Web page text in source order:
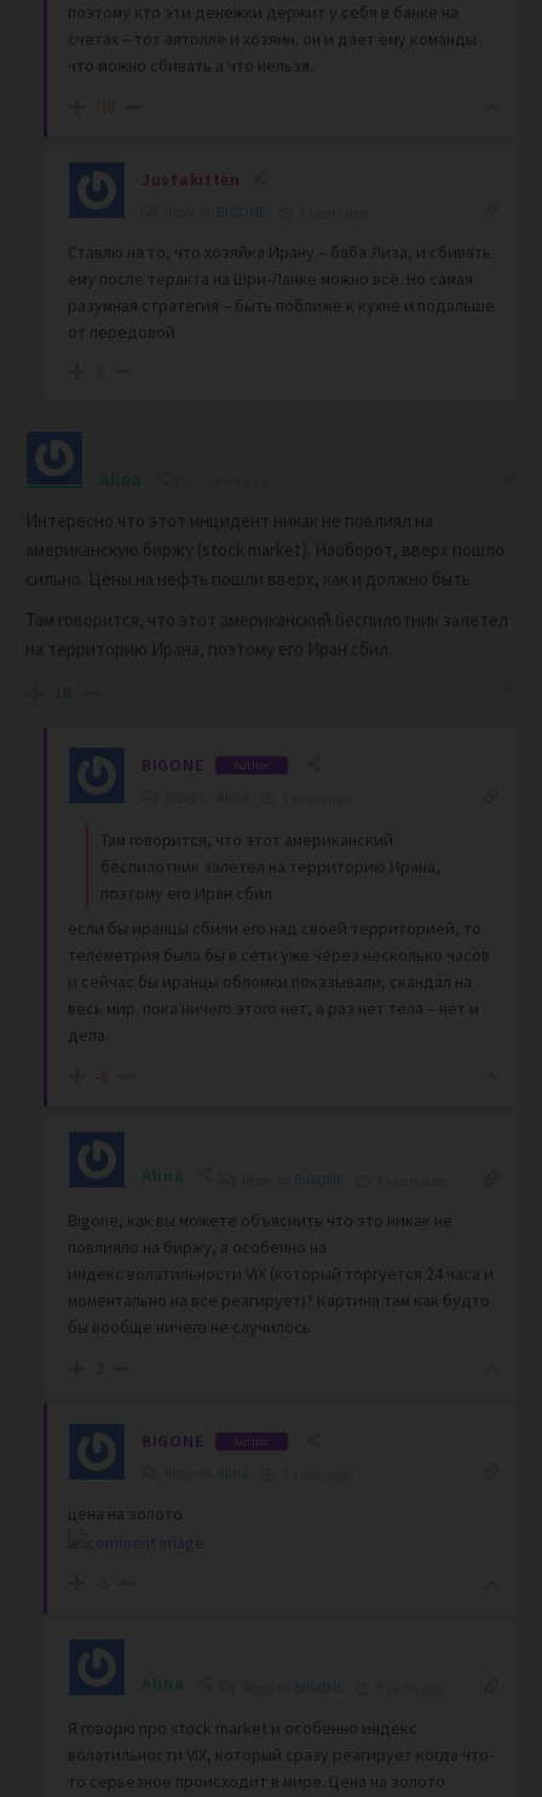
поэтому кто эти денежки держит у себя в банке на
счетах – тот аятолле и хозяин. он и дает ему команды
что можно сбивать а что нельзя.
Justakitten
BIGONE
Ставлю на то, что хозяйка Ирану – баба Лиза, и сбивать
ему после теракта на Шри-Ланке можно всё. Но самая
разумная стратегия – быть поближе к кухне и подальше
от передовой.
Alina
Интересно что этот инцидент никак не повлиял на
американскую биржу (stock market). Наоборот, вверх пошло
сильно. Цены на нефть пошли вверх, как и должно быть.
Там говорится, что этот американский беспилотник залетел
на территорию Ирана, поэтому его Иран сбил.
16
BIGONE Author
Там говорится, что этот американский
беспилотник залетел на территорию Ирана,
поэтому его Иран сбил.
если бы иранцы сбили его над своей территорией, то
телеметрия была бы в сети уже через несколько часов
и сейчас бы иранцы обломки показывали, скандал на
весь мир. пока ничего этого нет, а раз нет тела – нет и
дела.
Alina BIGONE
Bigone, как вы можете объяснить что это никак не
повлияло на биржу, а особенно на
индекс волатильности VIX (который торгуется 24 часа и
моментально на все реагирует)? Картина там как будто
бы вообще ничего не случилось.
2
BIGONE Author
цена на золото
Alina BIGONE
Я говорю про stock market и особенно индекс
волатильности VIX, который сразу реагирует когда что-
то серьезное происходит в мире. Цена на золото